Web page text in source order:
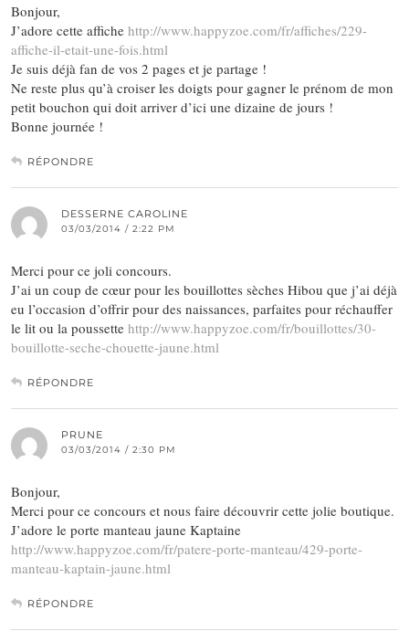
Bonjour,
J’adore cette affiche http://www.happyzoe.com/fr/affiches/229-
affiche-il-etait-une-fois.html
Je suis déjà fan de vos 2 pages et je partage !
Ne reste plus qu’à croiser les doigts pour gagner le prénom de mon
petit bouchon qui doit arriver d’ici une dizaine de jours !
Bonne journée !
RÉPONDRE
DESSERNE CAROLINE
03/03/2014 / 2:22 PM
Merci pour ce joli concours.
J’ai un coup de cœur pour les bouillottes sèches Hibou que j’ai déjà
eu l’occasion d’offrir pour des naissances, parfaites pour réchauffer
le lit ou la poussette http://www.happyzoe.com/fr/bouillottes/30-
bouillotte-seche-chouette-jaune.html
RÉPONDRE
PRUNE
03/03/2014 / 2:30 PM
Bonjour,
Merci pour ce concours et nous faire découvrir cette jolie boutique.
J’adore le porte manteau jaune Kaptaine
http://www.happyzoe.com/fr/patere-porte-manteau/429-porte-
manteau-kaptain-jaune.html
RÉPONDRE